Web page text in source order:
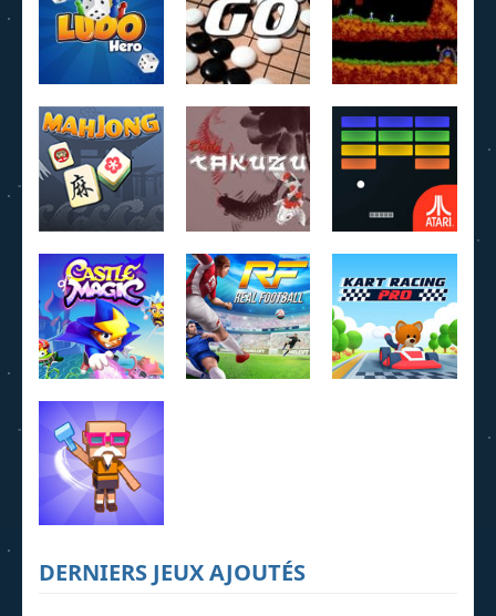
Ludo Hero
4.22K
Jeu de Go
3.95K
Lemmings
4.07K
MahJong
2.25K
Daily Takuzu
2.21K
Breakout
1.6K
Castle of
Magic
632
Life
DERNIERS JEUX AJOUTÉS